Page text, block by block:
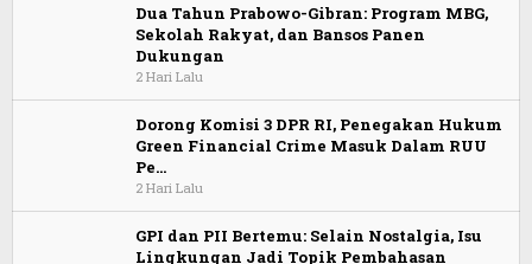
Dua Tahun Prabowo-Gibran: Program MBG,
Sekolah Rakyat, dan Bansos Panen
Dukungan
2 Hari Lalu
Dorong Komisi 3 DPR RI, Penegakan Hukum
Green Financial Crime Masuk Dalam RUU
Pe…
2 Hari Lalu
GPI dan PII Bertemu: Selain Nostalgia, Isu
Lingkungan Jadi Topik Pembahasan